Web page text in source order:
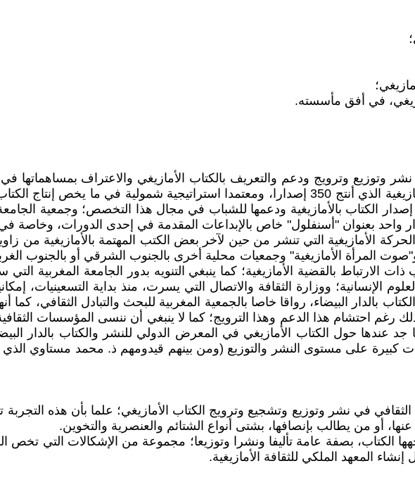
في أفق مأسسته.
وتوزيع وترويج ودعم والتعريف بالكتاب الأمازيغي والاعتراف بمساهماتها
الإشارة إلى الأدوار التي قام بها كل من المعهد الملكي للثقافة الأمازيغية الذي أنتج 350 إصدارا، ومعتمدا
وإصدار واحد بعنوان "أسنفلول" خاص بالإبداعات المقدمة في إحدى الدورات،
الأمازيغية التي تنشر من حين لآخر بعض الكتب المهتمة بالأمازيغية من
و"صوت المرأة الأمازيغية" وجمعيات محلية أخرى بالجنوب الشرقي أو بالجنوب
بالقضية الأمازيغية؛ كما ينبغي التنويه بدور الجامعة المغربية
الإنسانية؛ ووزارة الثقافة والاتصال التي يسرت، منذ بداية التسعينيات،
البيضاء، رواقا خاصا بالجمعية المغربية للبحث والتبادل الثقافي،
رغم احتشام هذا الدعم وهذا الترويج؛ كما لا ينبغي أن ننسى المؤسسات
عندها حول الكتاب الأمازيغي في المعرض الدولي للنشر والكتاب بالدار
في نشر وتوزيع وتشجيع وترويج الكتاب الأمازيغي؛ علما بأن هذه التجربة
أو من يطالب بإنصافها، بشتى أنواع الشتائم والعنصرية والتخوين.
الكتاب، بصفة عامة تأليفا ونشرا وتوزيعا؛ مجموعة من الإشكالات التي تخص
المعهد الملكي للثقافة الأمازيغية.